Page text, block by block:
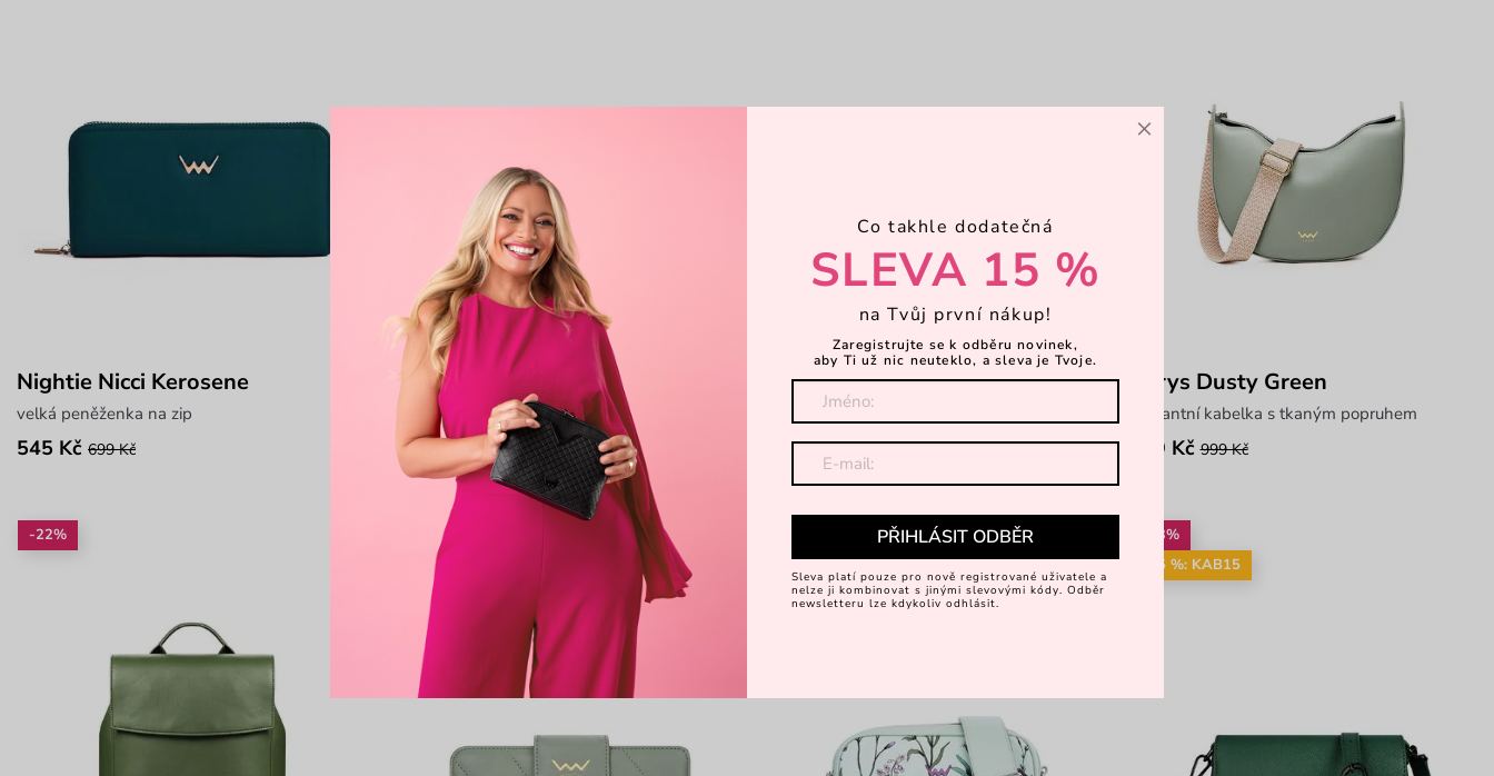
Nightie Nicci Kerosene
velká peněženka na zip
545 Kč 699 Kč
Nightie Nicci Green
velká peněženka na zip
489 Kč 699 Kč
Sigi Mint
crossbody kabelka s barevným popruhem
674 Kč 899 Kč
Carys Dusty Green
elegantní kabelka s tkaným popruhem
799 Kč 999 Kč
-22%
-15 %: KAB15
-33%
-15 %: KAB15
×
Co takhle dodatečná
SLEVA 15 %
na Tvůj první nákup!
Zaregistrujte se k odběru novinek,
aby Ti už nic neuteklo, a sleva je Tvoje.
PŘIHLÁSIT ODBĚR
Sleva platí pouze pro nově registrované uživatele a
nelze ji kombinovat s jinými slevovými kódy. Odběr
newsletteru lze kdykoliv odhlásit.